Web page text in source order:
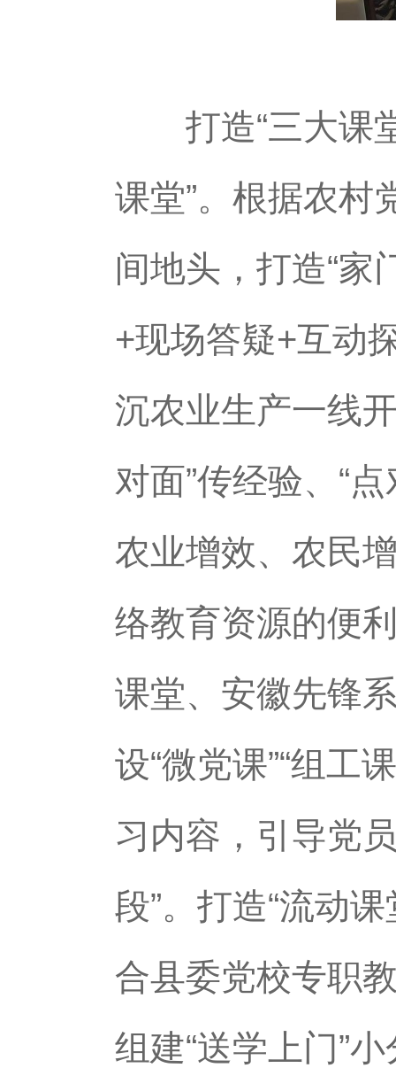
打造“三大课堂
课堂”。根据农村
间地头，打造“家
+现场答疑+互动
沉农业生产一线
对面”传经验、“
农业增效、农民
络教育资源的便
课堂、安徽先锋
设“微党课”“组工
习内容，引导党
段”。打造“流动
合县委党校专职
组建“送学上门”